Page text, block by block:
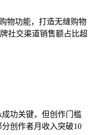
物功能，打造无缝购物
社交渠道销售额占比超
功关键，但创作门槛
创作者月收入突破10